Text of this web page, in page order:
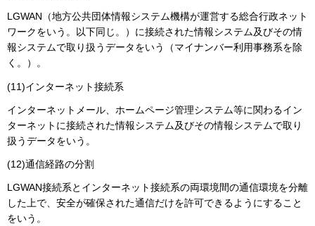
LGWAN（地方公共団体情報システム機構が運営する総合行政ネット
ワークをいう。以下同じ。）に接続された情報システム及びその情
報システムで取り扱うデータをいう（マイナンバー利用事務系を除
く。）。
(11)インターネット接続系
インターネットメール、ホームページ管理システム等に関わるイン
ターネットに接続された情報システム及びその情報システムで取り
扱うデータをいう。
(12)通信経路の分割
LGWAN接続系とインターネット接続系の両環境間の通信環境を分離
した上で、安全が確保された通信だけを許可できるようにすること
をいう。